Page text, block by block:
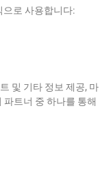
으로 사용합니다:
및 기타 정보 제공, 마
파트너 중 하나를 통해